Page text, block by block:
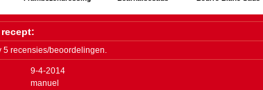
5 recensies/beoordelingen.
9-4-2014
manuel